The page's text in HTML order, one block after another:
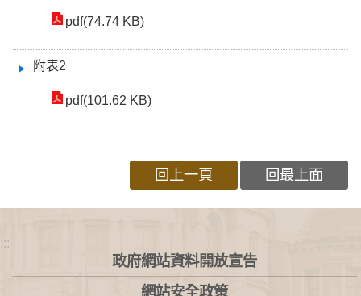
pdf(74.74 KB)
附表2
pdf(101.62 KB)
回上一頁 回最上面
:::
政府網站資料開放宣告
網站安全政策